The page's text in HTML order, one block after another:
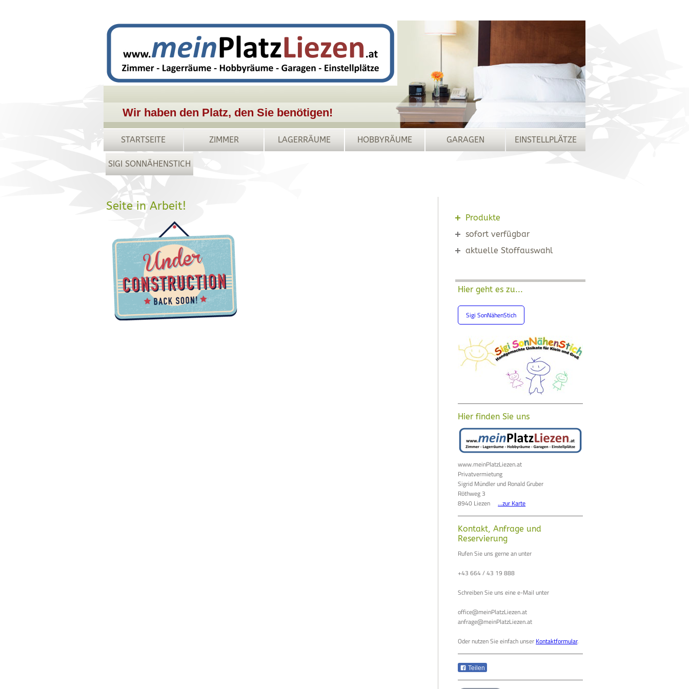
Wir haben den Platz, den Sie benötigen!
STARTSEITE ZIMMER LAGERRÄUME HOBBYRÄUME GARAGEN EINSTELLPLÄTZE
SIGI SONNÄHENSTICH
Seite in Arbeit!
Produkte
sofort verfügbar
aktuelle Stoffauswahl
Hier geht es zu...
Sigi SonNähenStich
Hier finden Sie uns
www.meinPlatzLiezen.at
Privatvermietung
Sigrid Mündler und Ronald Gruber
Röthweg 3
8940 Liezen...zur Karte
Kontakt, Anfrage und
Reservierung
Rufen Sie uns gerne an unter
+43 664 / 43 19 888
Schreiben Sie uns eine e-Mail unter
office@meinPlatzLiezen.at
anfrage@meinPlatzLiezen.at
Oder nutzen Sie einfach unser Kontaktformular.
Teilen